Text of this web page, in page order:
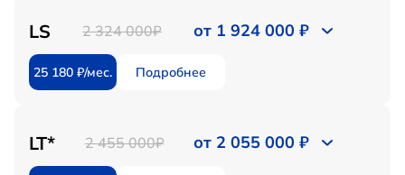
LS 2 324 000₽ от 1 924 000 ₽
25 180 ₽/мес. Подробнее
LT* 2 455 000₽ от 2 055 000 ₽